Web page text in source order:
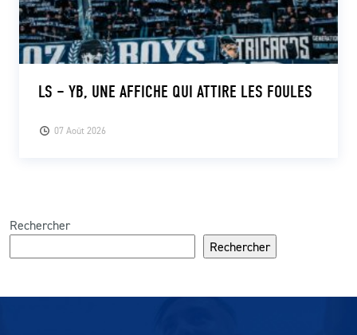
07 Août 2026
LS – YB, UNE AFFICHE QUI ATTIRE LES FOULES
Rechercher
Rechercher